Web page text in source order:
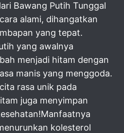
Bawang Putih Tunggal
alami, dihangatkan
yang tepat.
yang awalnya
menjadi hitam dengan
manis yang menggoda.
rasa unik pada
juga menyimpan
kolesterol